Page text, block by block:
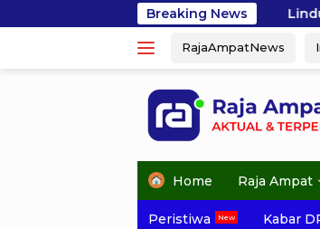
to
Breaking News
Lindungi Kekayaan Laut Raja
RajaAmpatNews
Home Raja Ampat
Peristiwa Kabar